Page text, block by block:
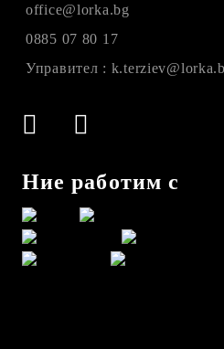
office@lorka.bg
0885 07 80 17
Управител :
Ние работим с